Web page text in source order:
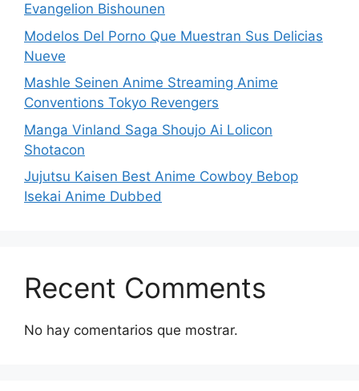
Evangelion Bishounen
Modelos Del Porno Que Muestran Sus Delicias
Nueve
Mashle Seinen Anime Streaming Anime
Conventions Tokyo Revengers
Manga Vinland Saga Shoujo Ai Lolicon
Shotacon
Jujutsu Kaisen Best Anime Cowboy Bebop
Isekai Anime Dubbed
Recent Comments
No hay comentarios que mostrar.